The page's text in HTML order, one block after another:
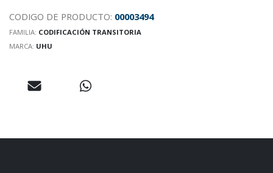
CODIGO DE PRODUCTO: 00003494
FAMILIA: CODIFICACIÓN TRANSITORIA
MARCA: UHU